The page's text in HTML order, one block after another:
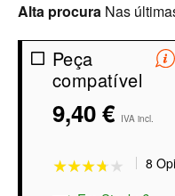
Alta procura Nas
Peça
compatível
9,40 € IVA incl.
★★★★★
★★★★★
8